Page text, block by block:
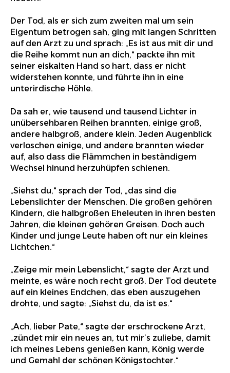
Der Tod, als er sich zum zweiten mal um sein
Eigentum betrogen sah, ging mit langen Schritten
auf den Arzt zu und sprach: „Es ist aus mit dir und
die Reihe kommt nun an dich,“ packte ihn mit
seiner eiskalten Hand so hart, dass er nicht
widerstehen konnte, und führte ihn in eine
unterirdische Höhle.
Da sah er, wie tausend und tausend Lichter in
unübersehbaren Reihen brannten, einige groß,
andere halbgroß, andere klein. Jeden Augenblick
verloschen einige, und andere brannten wieder
auf, also dass die Flämmchen in beständigem
Wechsel hinund herzuhüpfen schienen.
„Siehst du,“ sprach der Tod, „das sind die
Lebenslichter der Menschen. Die großen gehören
Kindern, die halbgroßen Eheleuten in ihren besten
Jahren, die kleinen gehören Greisen. Doch auch
Kinder und junge Leute haben oft nur ein kleines
Lichtchen.“
„Zeige mir mein Lebenslicht,“ sagte der Arzt und
meinte, es wäre noch recht groß. Der Tod deutete
auf ein kleines Endchen, das eben auszugehen
drohte, und sagte: „Siehst du, da ist es.“
„Ach, lieber Pate,“ sagte der erschrockene Arzt,
„zündet mir ein neues an, tut mir’s zuliebe, damit
ich meines Lebens genießen kann, König werde
und Gemahl der schönen Königstochter.“